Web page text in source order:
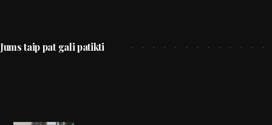
Jums taip pat gali patikti